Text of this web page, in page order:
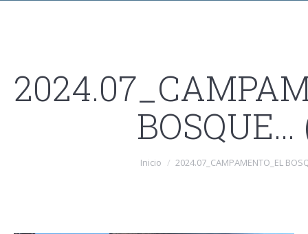
BOSQUE…
Inicio 2024.07_CAMPAMENTO_EL